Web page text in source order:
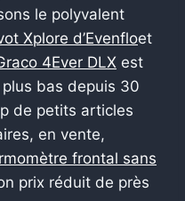
le polyvalent
Xplore d’Evenfloet
4Ever DLX est
bas depuis 30
de petits articles
en vente,
frontal sans
prix réduit de près